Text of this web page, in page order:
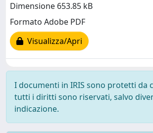
Dimensione 653.85 kB
Formato Adobe PDF
Visualizza/Apri
I documenti in IRIS sono protetti da
tutti i diritti sono riservati, salvo
indicazione.